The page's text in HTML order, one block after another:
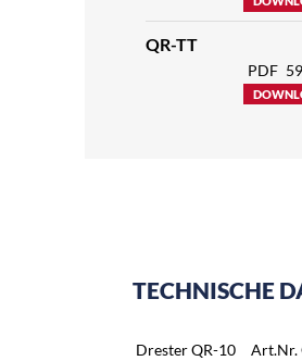
QR-TT
PDF
TECHNISCHE
Drester QR-10
Art.Nr.